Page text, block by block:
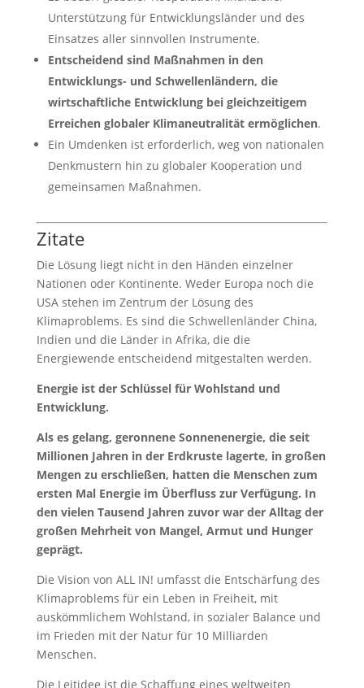
Unterstützung für Entwicklungsländer und des
Einsatzes aller sinnvollen Instrumente.
Entscheidend sind Maßnahmen in den
Entwicklungs- und Schwellenländern, die
wirtschaftliche Entwicklung bei gleichzeitigem
Erreichen globaler Klimaneutralität ermöglichen.
Ein Umdenken ist erforderlich, weg von nationalen
Denkmustern hin zu globaler Kooperation und
gemeinsamen Maßnahmen.
Zitate
Die Lösung liegt nicht in den Händen einzelner
Nationen oder Kontinente. Weder Europa noch die
USA stehen im Zentrum der Lösung des
Klimaproblems. Es sind die Schwellenländer China,
Indien und die Länder in Afrika, die die
Energiewende entscheidend mitgestalten werden.
Energie ist der Schlüssel für Wohlstand und
Entwicklung.
Als es gelang, geronnene Sonnenenergie, die seit
Millionen Jahren in der Erdkruste lagerte, in großen
Mengen zu erschließen, hatten die Menschen zum
ersten Mal Energie im Überfluss zur Verfügung. In
den vielen Tausend Jahren zuvor war der Alltag der
großen Mehrheit von Mangel, Armut und Hunger
geprägt.
Die Vision von ALL IN! umfasst die Entschärfung des
Klimaproblems für ein Leben in Freiheit, mit
auskömmlichem Wohlstand, in sozialer Balance und
im Frieden mit der Natur für 10 Milliarden
Menschen.
Die Leitidee ist die Schaffung eines weltweiten